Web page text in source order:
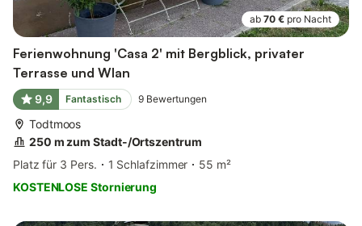
ab 70 € pro Nacht
Ferienwohnung 'Casa 2' mit Bergblick, privater
Terrasse und Wlan
9,9 Fantastisch 9 Bewertungen
Todtmoos
250 m zum Stadt-/Ortszentrum
Platz für 3 Pers.
1 Schlafzimmer
55 m²
KOSTENLOSE Stornierung